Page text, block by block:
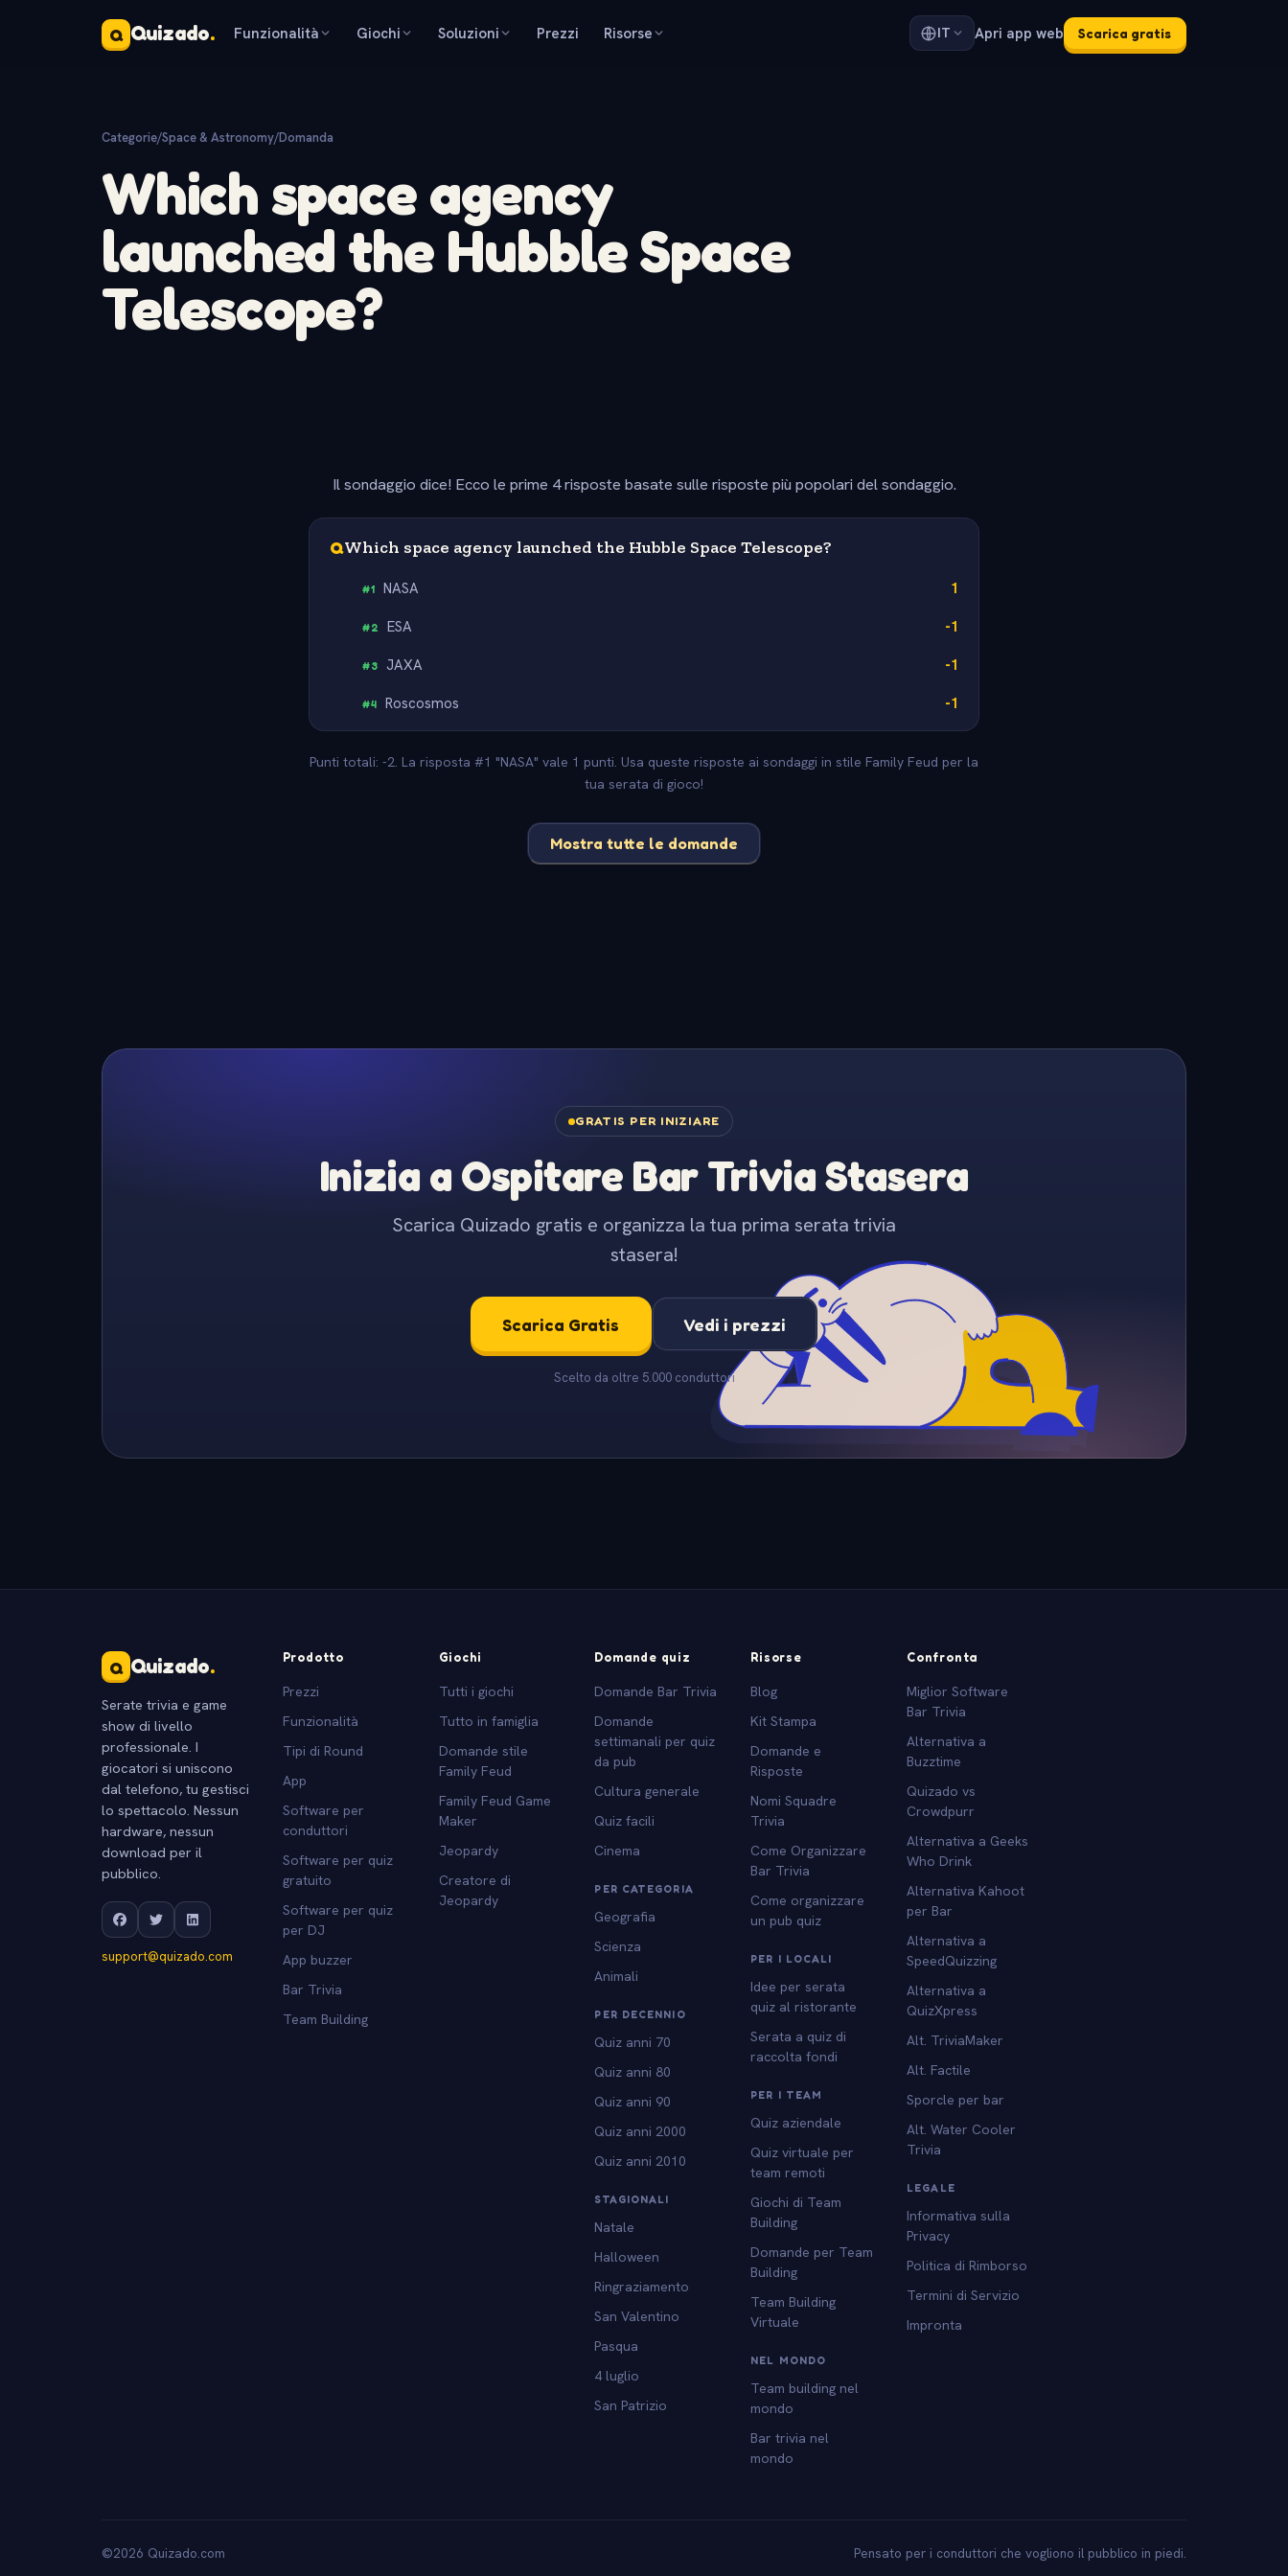
Q Quizado. Funzionalità Giochi Soluzioni Prezzi Risorse IT Apri app web Scarica gratis
Categorie/Space & Astronomy/Domanda
Which space agency
launched the Hubble Space
Telescope?
Il sondaggio dice! Ecco le prime 4 risposte basate sulle risposte più popolari del sondaggio.
QWhich space agency launched the Hubble Space Telescope?
#1 NASA 1
#2 ESA -1
#3 JAXA -1
#4 Roscosmos -1
Punti totali: -2. La risposta #1 "NASA" vale 1 punti. Usa queste risposte ai sondaggi in stile Family Feud per la
tua serata di gioco!
Mostra tutte le domande
GRATIS PER INIZIARE
Inizia a Ospitare Bar Trivia Stasera
Scarica Quizado gratis e organizza la tua prima serata trivia
stasera!
Scarica Gratis Vedi i prezzi
Scelto da oltre 5.000 conduttori
Q Quizado.
Serate trivia e game
show di livello
professionale. I
giocatori si uniscono
dal telefono, tu gestisci
lo spettacolo. Nessun
hardware, nessun
download per il
pubblico.
support@quizado.com
Prodotto
Prezzi
Funzionalità
Tipi di Round
App
Software per
conduttori
Software per quiz
gratuito
Software per quiz
per DJ
App buzzer
Bar Trivia
Team Building
Giochi
Tutti i giochi
Tutto in famiglia
Domande stile
Family Feud
Family Feud Game
Maker
Jeopardy
Creatore di
Jeopardy
Domande quiz
Domande Bar Trivia
Domande
settimanali per quiz
da pub
Cultura generale
Quiz facili
Cinema
PER CATEGORIA
Geografia
Scienza
Animali
PER DECENNIO
Quiz anni 70
Quiz anni 80
Quiz anni 90
Quiz anni 2000
Quiz anni 2010
STAGIONALI
Natale
Halloween
Ringraziamento
San Valentino
Pasqua
4 luglio
San Patrizio
Risorse
Blog
Kit Stampa
Domande e
Risposte
Nomi Squadre
Trivia
Come Organizzare
Bar Trivia
Come organizzare
un pub quiz
PER I LOCALI
Idee per serata
quiz al ristorante
Serata a quiz di
raccolta fondi
PER I TEAM
Quiz aziendale
Quiz virtuale per
team remoti
Giochi di Team
Building
Domande per Team
Building
Team Building
Virtuale
NEL MONDO
Team building nel
mondo
Bar trivia nel
mondo
Confronta
Miglior Software
Bar Trivia
Alternativa a
Buzztime
Quizado vs
Crowdpurr
Alternativa a Geeks
Who Drink
Alternativa Kahoot
per Bar
Alternativa a
SpeedQuizzing
Alternativa a
QuizXpress
Alt. TriviaMaker
Alt. Factile
Sporcle per bar
Alt. Water Cooler
Trivia
LEGALE
Informativa sulla
Privacy
Politica di Rimborso
Termini di Servizio
Impronta
©2026 Quizado.com Pensato per i conduttori che vogliono il pubblico in piedi.